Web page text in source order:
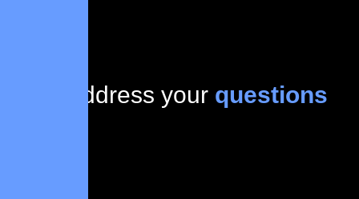
Lets address your questions